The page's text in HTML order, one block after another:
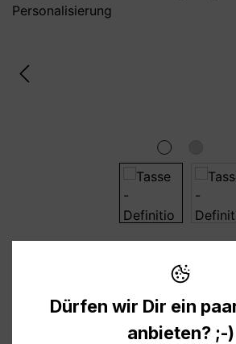
Preise inkl. MwSt. zzgl. Versandkosten
Verfügbar, Lieferzeit: 1-3 Tage
Dürfen wir Dir ein
anbieten? ;-)